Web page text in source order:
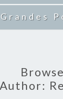
Author: